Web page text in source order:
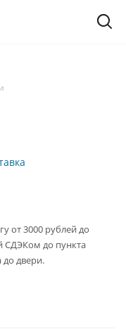
от 3000 рублей до
СДЭКом до пункта
двери.